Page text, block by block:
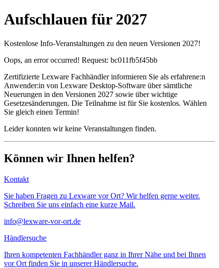
Aufschlauen für 2027
Kostenlose Info-Veranstaltungen zu den neuen Versionen 2027!
Oops, an error occurred! Request: bc011fb5f45bb
Zertifizierte Lexware Fachhändler informieren Sie als erfahrene:n
Anwender:in von Lexware Desktop-Software über sämtliche
Neuerungen in den Versionen 2027 sowie über wichtige
Gesetzesänderungen. Die Teilnahme ist für Sie kostenlos. Wählen
Sie gleich einen Termin!
Leider konnten wir keine Veranstaltungen finden.
Können wir Ihnen helfen?
Kontakt
Sie haben Fragen zu Lexware vor Ort? Wir helfen gerne weiter.
Schreiben Sie uns einfach eine kurze Mail.
info@lexware-vor-ort.de
Händlersuche
Ihren kompetenten Fachhändler ganz in Ihrer Nähe und bei Ihnen
vor Ort finden Sie in unserer Händlersuche.